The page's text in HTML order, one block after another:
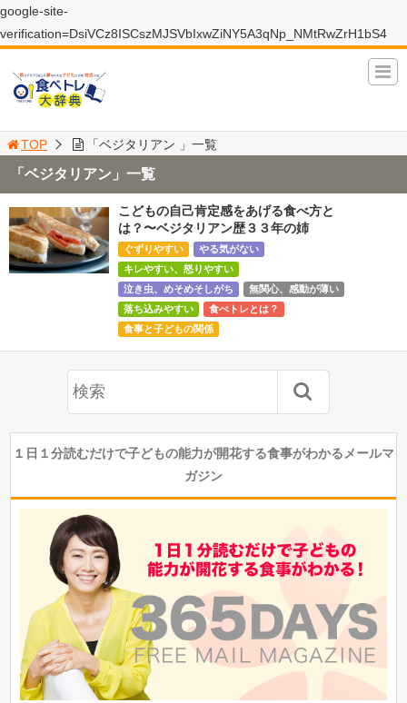
google-site-
verification=DsiVCz8ISCszMJSVbIxwZiNY5A3qNp_NMtRwZrH1bS4
TOP 「ベジタリアン 」一覧
「ベジタリアン」一覧
こどもの自己肯定感をあげる食べ方と
は？〜ベジタリアン歴３３年の姉
ぐずりやすい
やる気がない
キレやすい、怒りやすい
泣き虫、めそめそしがち
無関心、感動が薄い
落ち込みやすい
食べトレとは？
食事と子どもの関係
１日１分読むだけで子どもの能力が開花する食事がわかるメールマ
ガジン